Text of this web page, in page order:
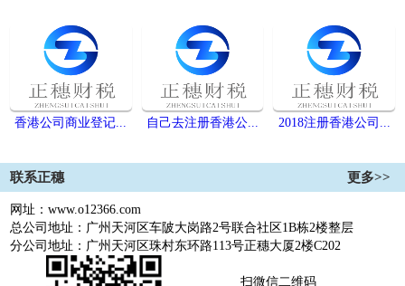
香港公司商业登记... 自己去注册香港公... 2018注册香港公司...
联系正穗 更多>>
网址：www.o12366.com
总公司地址：广州天河区车陂大岗路2号联合社区1B栋2楼整层
分公司地址：广州天河区珠村东环路113号正穗大厦2楼C202
扫微信二维码